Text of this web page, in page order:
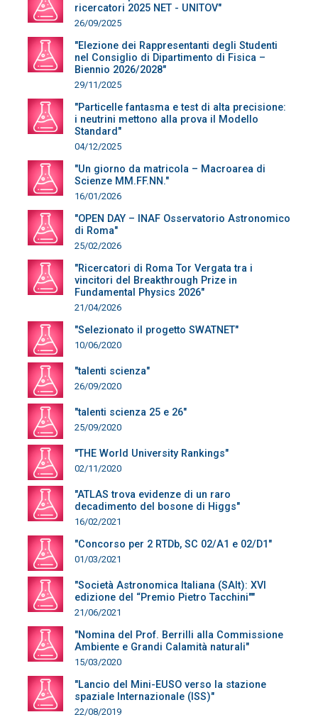
ricercatori 2025 NET - UNITOV"
26/09/2025
"Elezione dei Rappresentanti degli Studenti
nel Consiglio di Dipartimento di Fisica –
Biennio 2026/2028"
29/11/2025
"Particelle fantasma e test di alta precisione:
i neutrini mettono alla prova il Modello
Standard"
04/12/2025
"Un giorno da matricola – Macroarea di
Scienze MM.FF.NN."
16/01/2026
"OPEN DAY – INAF Osservatorio Astronomico
di Roma"
25/02/2026
"Ricercatori di Roma Tor Vergata tra i
vincitori del Breakthrough Prize in
Fundamental Physics 2026"
21/04/2026
"Selezionato il progetto SWATNET"
10/06/2020
"talenti scienza"
26/09/2020
"talenti scienza 25 e 26"
25/09/2020
"THE World University Rankings"
02/11/2020
"ATLAS trova evidenze di un raro
decadimento del bosone di Higgs"
16/02/2021
"Concorso per 2 RTDb, SC 02/A1 e 02/D1"
01/03/2021
"Società Astronomica Italiana (SAIt): XVI
edizione del “Premio Pietro Tacchini""
21/06/2021
"Nomina del Prof. Berrilli alla Commissione
Ambiente e Grandi Calamità naturali"
15/03/2020
"Lancio del Mini-EUSO verso la stazione
spaziale Internazionale (ISS)"
22/08/2019